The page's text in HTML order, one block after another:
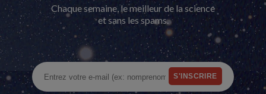
Chaque semaine, le meilleur de la science
et sans les spams.